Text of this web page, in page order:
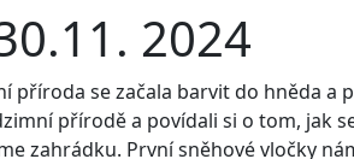
2024
příroda se začala barvit do hněda a
přírodě a povídali si o tom, jak
zahrádku. První sněhové vločky